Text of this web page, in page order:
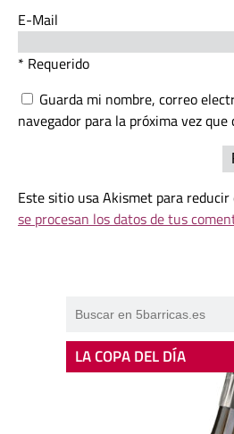
E-Mail
* Requerido
Guarda mi nombre, correo
navegador para la próxima vez que
Este sitio usa Akismet para reducir
se procesan los datos de tus
LA COPA DEL DÍA